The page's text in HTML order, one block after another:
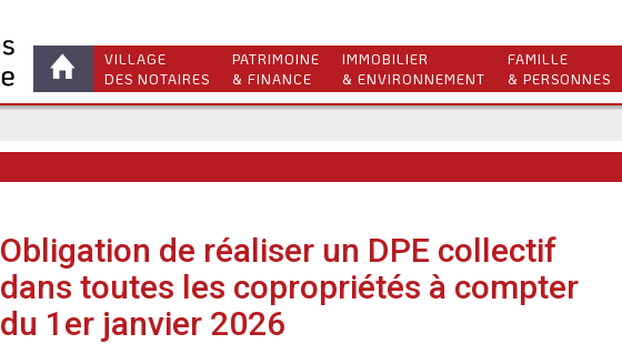
VILLAGE
DES NOTAIRES
PATRIMOINE
& FINANCE
IMMOBILIER
& ENVIRONNEMENT
FAMILLE
& PERSONNES
Obligation de réaliser un DPE collectif
dans toutes les copropriétés à compter
du 1er janvier 2026